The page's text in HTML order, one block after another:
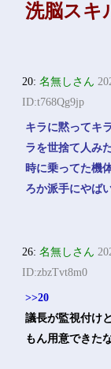
洗脳スキ
20:名無しさん
ID:t768Qg9jp
キラに黙ってキ
ラを世捨て人み
時に乗ってた機
ろか派手にやば
26:名無しさん
ID:zbzTvt8m0
>>20
議長が監視付け
もん用意できた